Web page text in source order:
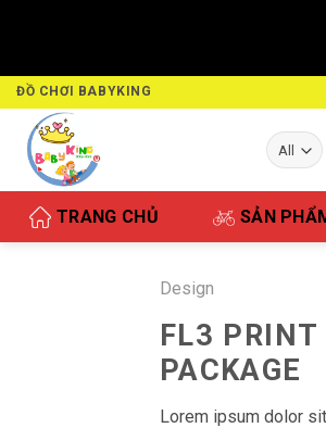
Skip
to
content
ĐỒ CHƠI BABYKING
TRANG CHỦ SẢN
Design
FL3 PRINT
PACKAGE
Lorem ipsum dolor